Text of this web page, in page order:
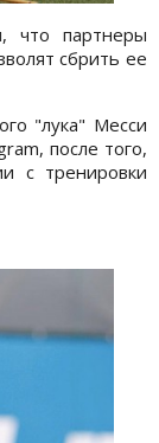
что партнеры
сбрить ее
"лука" Месси
после того,
с тренировки